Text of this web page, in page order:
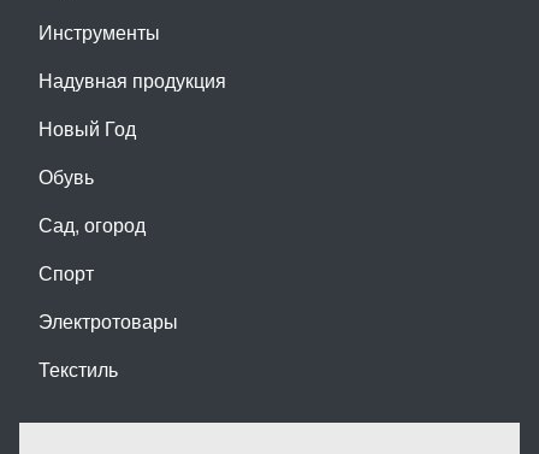
Инструменты
Надувная продукция
Новый Год
Обувь
Сад, огород
Спорт
Электротовары
Текстиль